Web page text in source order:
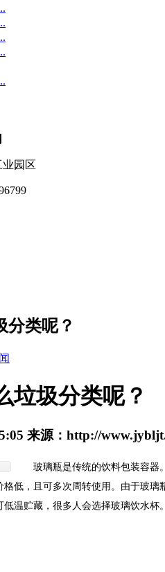
园区
分类呢？
垃圾分类呢？
来源： http://
玻璃瓶是传统的饮料包装容器
低，且可多次周转使用。由于玻
温贮藏，很多人会选择玻璃饮水杯。